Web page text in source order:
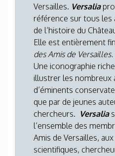
Versailles. Versalia
référence sur tous les
de l’histoire du
Elle est entièrement
des Amis de Versailles.
Une iconographie
illustrer les nombreux
d’éminents
que par de jeunes
chercheurs. Versalia
l’ensemble des
Amis de Versailles,
scientifiques,